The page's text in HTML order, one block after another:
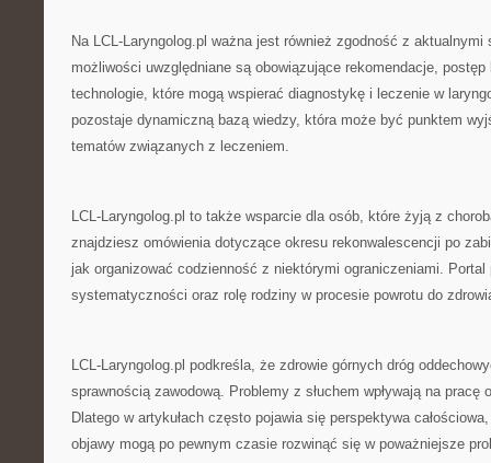
Na LCL-Laryngolog.pl ważna jest również zgodność z aktualnymi
możliwości uwzględniane są obowiązujące rekomendacje, postęp
technologie, które mogą wspierać diagnostykę i leczenie w
pozostaje dynamiczną bazą wiedzy, która może być punktem
tematów związanych z leczeniem.
LCL-Laryngolog.pl to także wsparcie dla osób, które żyją z
znajdziesz omówienia dotyczące okresu rekonwalescencji po
jak organizować codzienność z niektórymi ograniczeniami.
systematyczności oraz rolę rodziny w procesie powrotu do
LCL-Laryngolog.pl podkreśla, że zdrowie górnych dróg
sprawnością zawodową. Problemy z słuchem wpływają na pracę
Dlatego w artykułach często pojawia się perspektywa
objawy mogą po pewnym czasie rozwinąć się w poważniejsze